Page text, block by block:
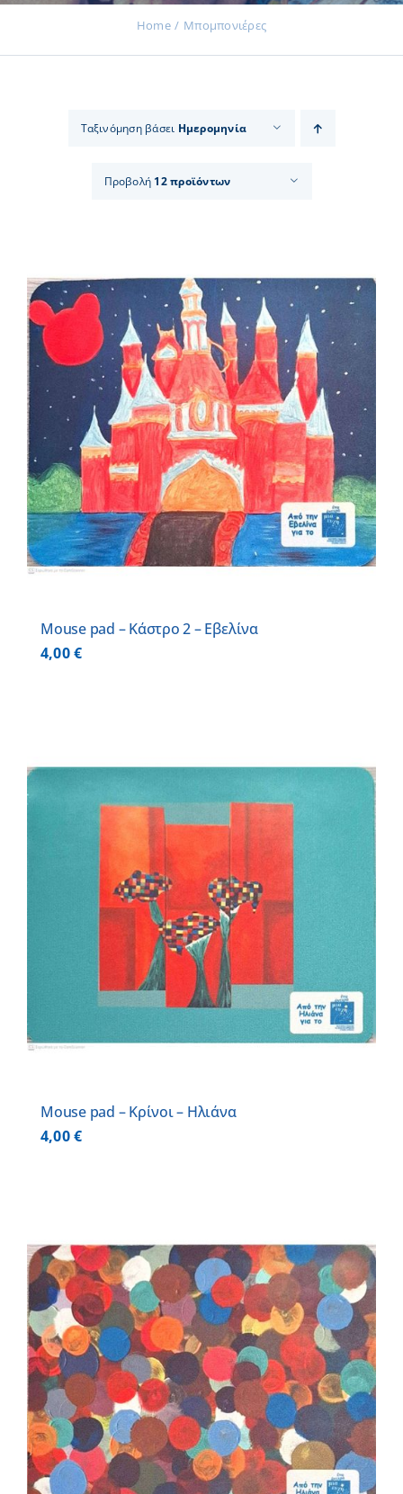
Επικοινωνία
Εισφορές
Home Μπομπονιέρες
Ταξινόμηση βάσει Ημερομηνία
Προβολή 12 προϊόντων
Mouse pad – Κάστρο 2 – Εβελίνα
4,00€
Mouse pad – Κρίνοι – Ηλιάνα
4,00€